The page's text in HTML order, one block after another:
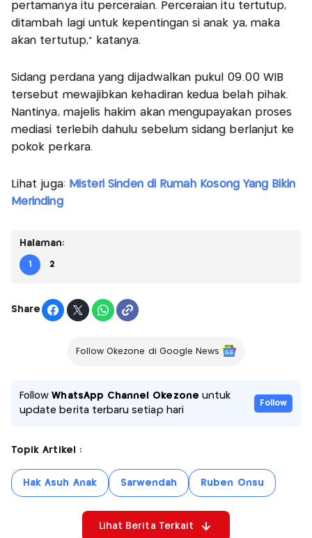
pertamanya itu perceraian. Perceraian itu tertutup,
ditambah lagi untuk kepentingan si anak ya, maka
akan tertutup," katanya.
Sidang perdana yang dijadwalkan pukul 09.00 WIB
tersebut mewajibkan kehadiran kedua belah pihak.
Nantinya, majelis hakim akan mengupayakan proses
mediasi terlebih dahulu sebelum sidang berlanjut ke
pokok perkara.
Lihat juga: Misteri Sinden di Rumah Kosong Yang Bikin
Merinding
Halaman:
1 2
Share
Follow Okezone di Google News
FollowWhatsApp Channel Okezone untuk
update berita terbaru setiap hari
Follow
Topik Artikel :
Hak Asuh Anak Sarwendah Ruben Onsu
Lihat Berita Terkait